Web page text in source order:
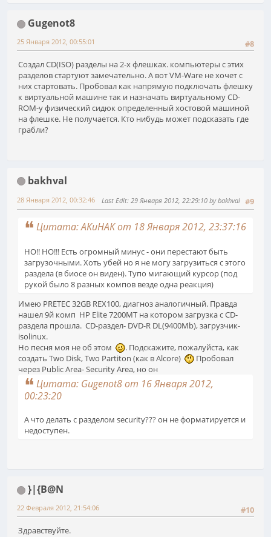
Gugenot8
#8
25 Января 2012, 00:55:01
Создал CD(ISO) разделы на 2-х флешках. компьютеры с этих
разделов стартуют замечательно. А вот VM-Ware не хочет с
них стартовать. Пробовал как напрямую подключать флешку
к виртуальной машине так и назначать виртуальному CD-
ROM-у физический сидюк определенный хостовой машиной
на флешке. Не получается. Кто нибудь может подсказать где
грабли?
bakhval
#9
28 Января 2012, 00:32:46 Last Edit: 29 Января 2012, 22:29:10 by bakhval
Цитата: AKuHAK от 18 Января 2012, 23:37:16
НО!! НО!!! Есть огромный минус - они перестают быть
загрузочными. Хоть убей но я не могу загрузиться с этого
раздела (в биосе он виден). Тупо мигающий курсор (под
рукой было 8 разных компов везде одна реакция)
Имею PRETEC 32GB REX100, диагноз аналогичный. Правда
нашел 9й комп HP Elite 7200MT на котором загрузка c CD-
раздела прошла. CD-раздел- DVD-R DL(9400Mb), загрузчик-
isolinux.
Но песня моя не об этом
. Подскажите, пожалуйста, как
создать Two Disk, Two Partiton (как в Alcore)
Пробовал
через Public Area- Security Area, но он
Цитата: Gugenot8 от 16 Января 2012,
00:23:20
А что делать с разделом security??? он не форматируется и
недоступен.
}|{B@N
#10
22 Февраля 2012, 21:54:06
Здравствуйте.